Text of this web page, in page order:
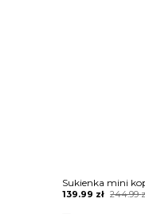
Sukienka mini
244.99
Original
139.99 zł
Current